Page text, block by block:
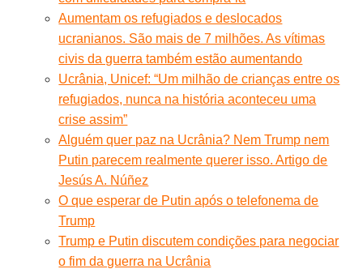
Aumentam os refugiados e deslocados
ucranianos. São mais de 7 milhões. As vítimas
civis da guerra também estão aumentando
Ucrânia, Unicef: “Um milhão de crianças entre os
refugiados, nunca na história aconteceu uma
crise assim”
Alguém quer paz na Ucrânia? Nem Trump nem
Putin parecem realmente querer isso. Artigo de
Jesús A. Núñez
O que esperar de Putin após o telefonema de
Trump
Trump e Putin discutem condições para negociar
o fim da guerra na Ucrânia